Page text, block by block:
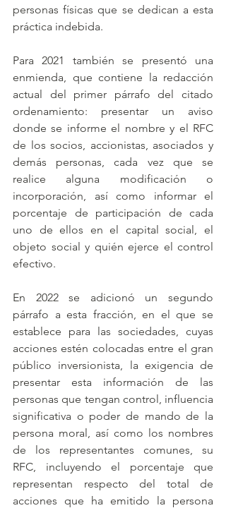
personas físicas que se dedican a esta
práctica indebida.
Para 2021 también se presentó una
enmienda, que contiene la redacción
actual del primer párrafo del citado
ordenamiento: presentar un aviso
donde se informe el nombre y el RFC
de los socios, accionistas, asociados y
demás personas, cada vez que se
realice alguna modificación o
incorporación, así como informar el
porcentaje de participación de cada
uno de ellos en el capital social, el
objeto social y quién ejerce el control
efectivo.
En 2022 se adicionó un segundo
párrafo a esta fracción, en el que se
establece para las sociedades, cuyas
acciones estén colocadas entre el gran
público inversionista, la exigencia de
presentar esta información de las
personas que tengan control, influencia
significativa o poder de mando de la
persona moral, así como los nombres
de los representantes comunes, su
RFC, incluyendo el porcentaje que
representan respecto del total de
acciones que ha emitido la persona